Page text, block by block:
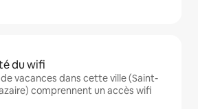
du wifi
vacances dans cette ville (Saint-
comprennent un accès wifi